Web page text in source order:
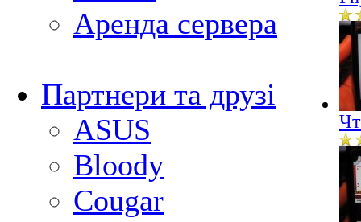
Аренда сервера
Партнери та друзі
ASUS
Bloody
Cougar